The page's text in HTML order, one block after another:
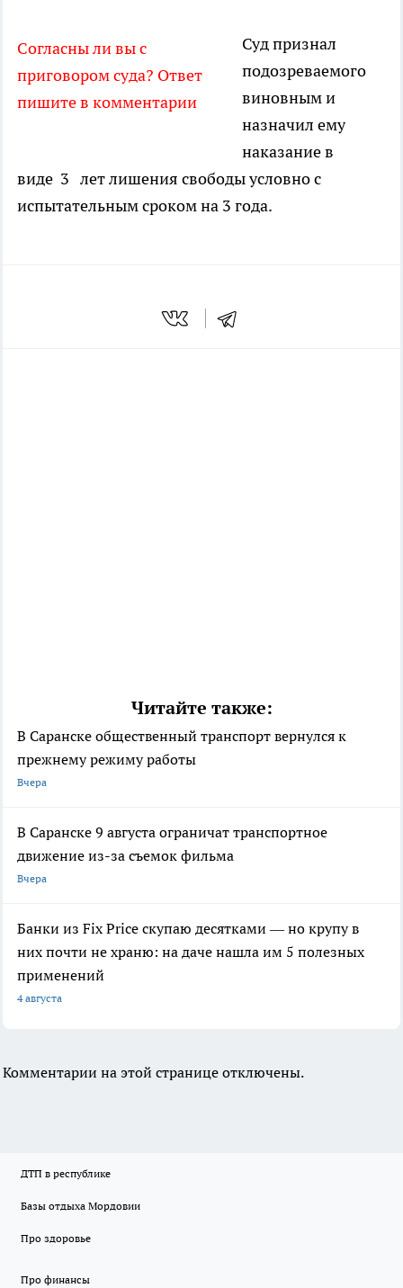
Согласны ли вы с
приговором суда? Ответ
пишите в комментарии
Суд признал
подозреваемого
виновным и
назначил ему
наказание в
виде 3 лет лишения свободы условно с
испытательным сроком на 3 года.
Читайте также:
В Саранске общественный транспорт вернулся к
прежнему режиму работы
Вчера
В Саранске 9 августа ограничат транспортное
движение из-за съемок фильма
Вчера
Банки из Fix Price скупаю десятками — но крупу в
них почти не храню: на даче нашла им 5 полезных
применений
4 августа
Комментарии на этой странице отключены.
ДТП в республике
Базы отдыха Мордовии
Про здоровье
Про финансы